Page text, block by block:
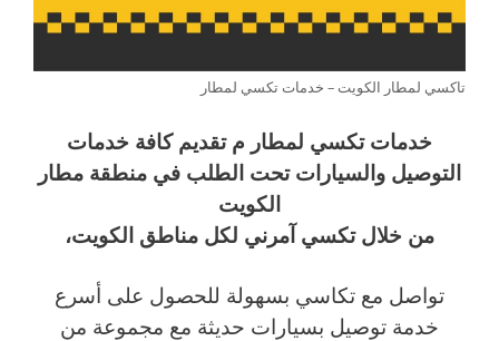
تاكسي لمطار الكويت – خدمات تكسي لمطار
خدمات تكسي لمطار م تقديم كافة خدمات
التوصيل والسيارات تحت الطلب في منطقة مطار
الكويت
من خلال تكسي آمرني لكل مناطق الكويت،
تواصل مع تكاسي بسهولة للحصول على أسرع
خدمة توصيل بسيارات حديثة مع مجموعة من